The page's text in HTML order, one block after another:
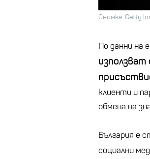
Снимка: Getty
По данни на
клиенти и
обмена на
България е
социални